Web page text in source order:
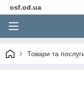
osf.od.ua
Товари та